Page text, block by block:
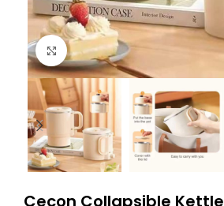
Click to enlarge
Cecon Collapsible Kettle